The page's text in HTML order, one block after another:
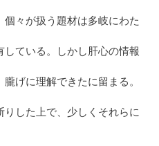
々が扱う題材は多岐にわた
ている。しかし肝心の情報
げに理解できたに留まる。
した上で、少しくそれらに